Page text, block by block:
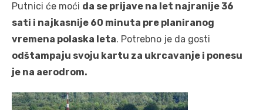
Putnici će moći da se prijave na let najranije 36
sati i najkasnije 60 minuta pre planiranog
vremena polaska leta. Potrebno je da gosti
odštampaju svoju kartu za ukrcavanje i ponesu
je na aerodrom.